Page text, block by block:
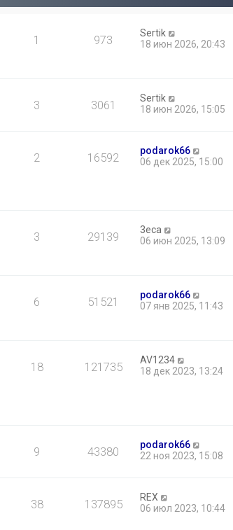
1 973
Sertik
18 июн 2026, 20:43
3 3061
Sertik
18 июн 2026, 15:05
2 16592
podarok66
06 дек 2025, 15:00
3 29139
3eca
06 июн 2025, 13:09
6 51521
podarok66
07 янв 2025, 11:43
18 121735
AV1234
18 дек 2023, 13:24
9 43380
podarok66
22 ноя 2023, 15:08
38 137895
REX
06 июл 2023, 10:44